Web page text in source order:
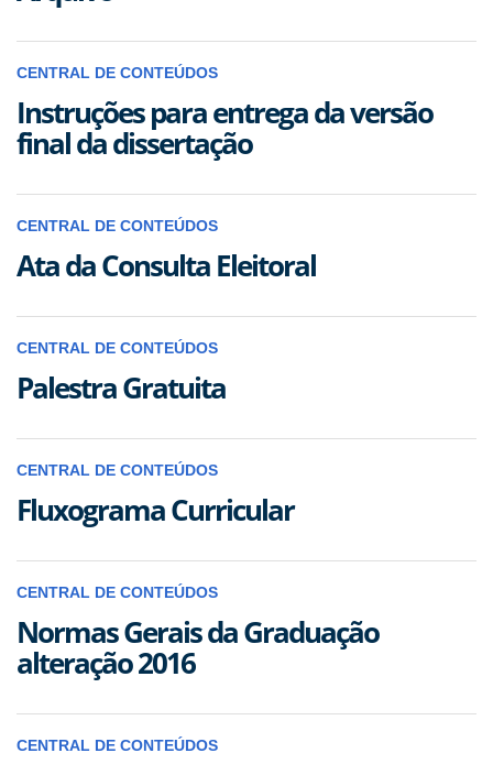
CENTRAL DE CONTEÚDOS
Instruções para entrega da versão
final da dissertação
CENTRAL DE CONTEÚDOS
Ata da Consulta Eleitoral
CENTRAL DE CONTEÚDOS
Palestra Gratuita
CENTRAL DE CONTEÚDOS
Fluxograma Curricular
CENTRAL DE CONTEÚDOS
Normas Gerais da Graduação
alteração 2016
CENTRAL DE CONTEÚDOS